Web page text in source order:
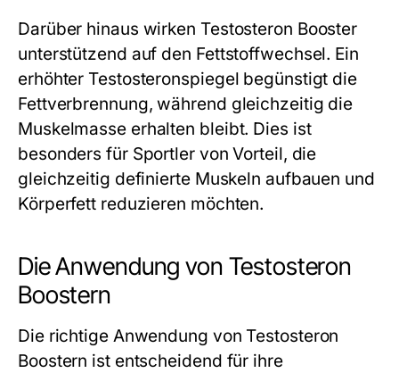
Darüber hinaus wirken Testosteron Booster
unterstützend auf den Fettstoffwechsel. Ein
erhöhter Testosteronspiegel begünstigt die
Fettverbrennung, während gleichzeitig die
Muskelmasse erhalten bleibt. Dies ist
besonders für Sportler von Vorteil, die
gleichzeitig definierte Muskeln aufbauen und
Körperfett reduzieren möchten.
Die Anwendung von Testosteron
Boostern
Die richtige Anwendung von Testosteron
Boostern ist entscheidend für ihre